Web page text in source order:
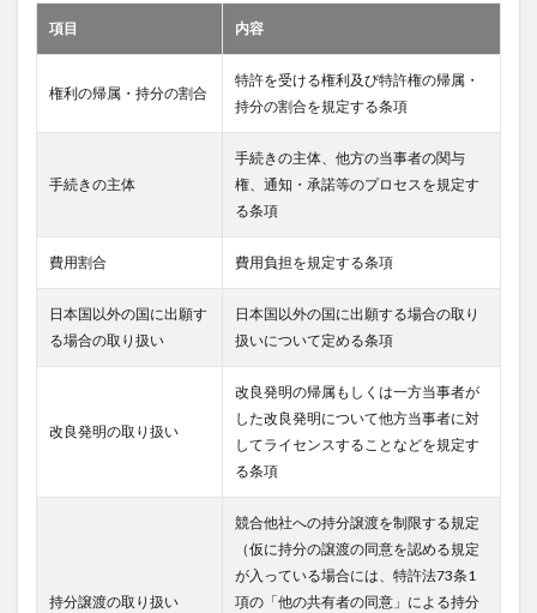
項目 内容
権利の帰属・持分の割合
特許を受ける権利及び特許権の帰属・
持分の割合を規定する条項
手続きの主体
手続きの主体、他方の当事者の関与
権、通知・承諾等のプロセスを規定す
る条項
費用割合 費用負担を規定する条項
日本国以外の国に出願す
る場合の取り扱い
日本国以外の国に出願する場合の取り
扱いについて定める条項
改良発明の取り扱い
改良発明の帰属もしくは一方当事者が
した改良発明について他方当事者に対
してライセンスすることなどを規定す
る条項
持分譲渡の取り扱い
競合他社への持分譲渡を制限する規定
（仮に持分の譲渡の同意を認める規定
が入っている場合には、特許法73条1
項の「他の共有者の同意」による持分